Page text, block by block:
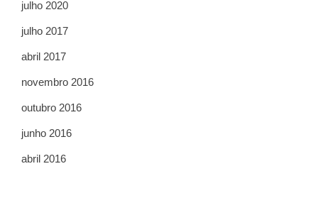
julho 2020
julho 2017
abril 2017
novembro 2016
outubro 2016
junho 2016
abril 2016